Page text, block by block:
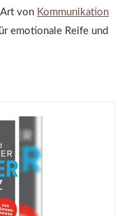
von Kommunikation
emotionale Reife und